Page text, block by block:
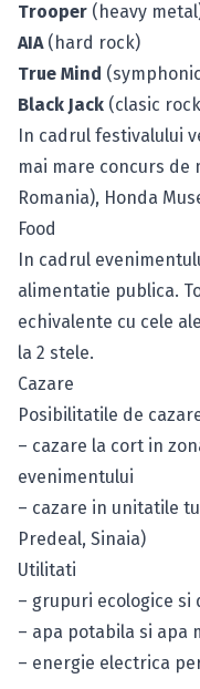
Trooper (heavy
AIA(hard rock)
True Mind
Black Jack (clasic
In cadrul festivalului
mai mare concurs
Romania), Honda
Food
In cadrul
alimentatie publica.
echivalente cu cele
la 2 stele.
Cazare
Posibilitatile de
– cazare la cort in
evenimentului
– cazare in unitatile
Predeal, Sinaia)
Utilitati
– grupuri ecologice si
– apa potabila si apa
– energie electrica